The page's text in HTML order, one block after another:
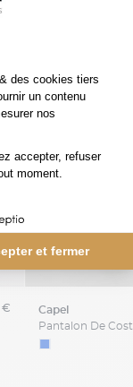
€ capel